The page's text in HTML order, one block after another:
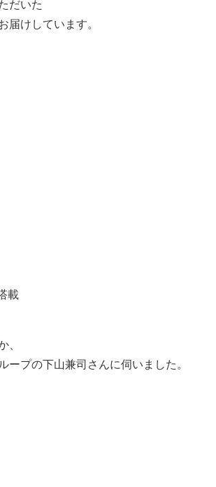
だいた
届けしています。
載
プの下山兼司さんに伺いました。